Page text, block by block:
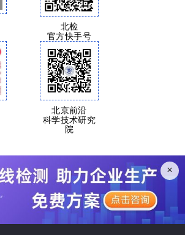
北检
官方快手号
北京前沿
科学技术研究
院
×